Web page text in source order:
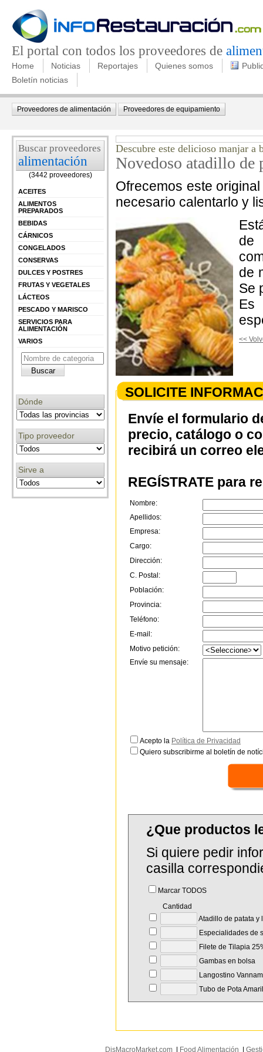
El portal con todos los proveedores de
Home Noticias Reportajes Quienes somos
Boletín noticias
Proveedores de alimentación Proveedores de equipamiento
Buscar proveedores
alimentación
(3442 proveedores)
ACEITES
ALIMENTOS
PREPARADOS
BEBIDAS
CÁRNICOS
CONGELADOS
CONSERVAS
DULCES Y POSTRES
FRUTAS Y VEGETALES
LÁCTEOS
PESCADO Y MARISCO
SERVICIOS PARA
ALIMENTACIÓN
VARIOS
Dónde
Tipo proveedor
Sirve a
Descubre este delicioso manjar a
Novedoso atadillo de
Ofrecemos este
necesario calentarlo y
de
de
Se
Es
<<
SOLICITE
Envíe el formulario
precio, catálogo o
recibirá un correo
REGÍSTRATE para
Nombre:
Apellidos:
Empresa:
Cargo:
Dirección:
C. Postal:
Población:
Provincia:
Teléfono:
E-mail:
Motivo petición:
Envíe su mensaje:
Acepto la Política de Privacidad
Quiero subscribirme al boletín de
¿Que productos
Si quiere pedir
casilla
Marcar TODOS
Cantidad
Atadillo de patata y
Especialidades de
Filete de Tilapia
Gambas en bolsa
Langostino
Tubo de Pota
DisMacroMarket.com| Food Alimentación